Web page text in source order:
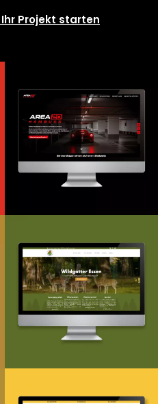
Ihr Projekt starten
Webdesign & -entwicklung